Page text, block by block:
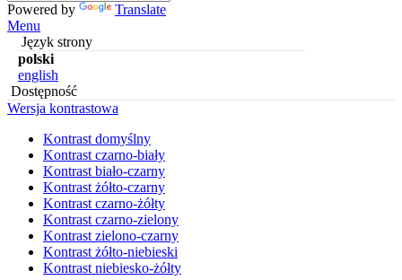
Powered by
Translate
Menu
Język strony
polski
english
Dostępność
Wersja kontrastowa
Kontrast domyślny
Kontrast czarno-biały
Kontrast biało-czarny
Kontrast żółto-czarny
Kontrast czarno-żółty
Kontrast czarno-zielony
Kontrast zielono-czarny
Kontrast żółto-niebieski
Kontrast niebiesko-żółty